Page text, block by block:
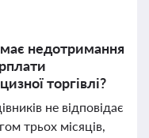
має недотримання
торгівлі?
не відповідає
трьох місяців,